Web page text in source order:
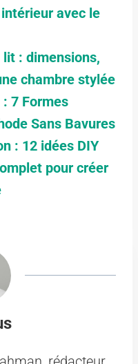
avec le
: dimensions,
chambre stylée
7 Formes
Sans Bavures
: 12 idées DIY
pour créer